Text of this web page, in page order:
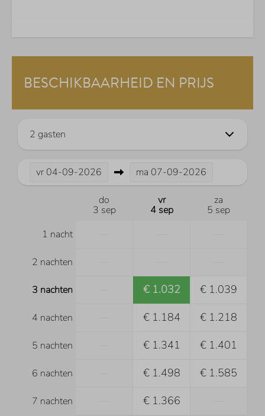
BESCHIKBAARHEID EN PRIJS
2 gasten
vr 04-09-2026 ma 07-09-2026
do
3 sep
vr
4 sep
za
5 sep
1 nacht
2 nachten
3 nachten € 1.032 € 1.039
4 nachten € 1.184 € 1.218
5 nachten € 1.341 € 1.401
6 nachten € 1.498 € 1.585
7 nachten € 1.366